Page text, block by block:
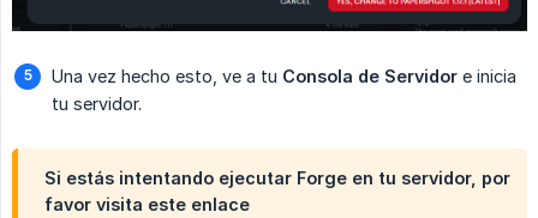
Una vez hecho esto, ve a tu Consola de Servidor e inicia
tu servidor.
Si estás intentando ejecutar Forge en tu servidor, por
favor visita este enlace